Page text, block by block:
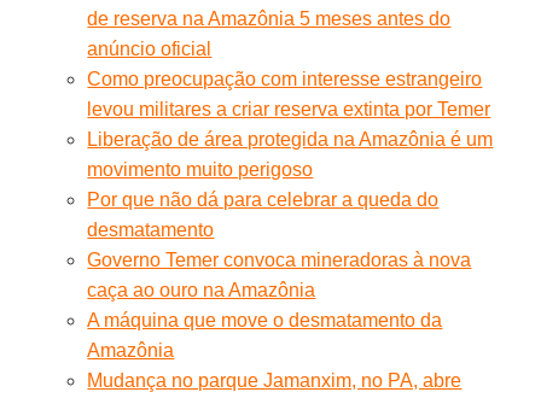
de reserva na Amazônia 5 meses antes do
anúncio oficial
Como preocupação com interesse estrangeiro
levou militares a criar reserva extinta por Temer
Liberação de área protegida na Amazônia é um
movimento muito perigoso
Por que não dá para celebrar a queda do
desmatamento
Governo Temer convoca mineradoras à nova
caça ao ouro na Amazônia
A máquina que move o desmatamento da
Amazônia
Mudança no parque Jamanxim, no PA, abre